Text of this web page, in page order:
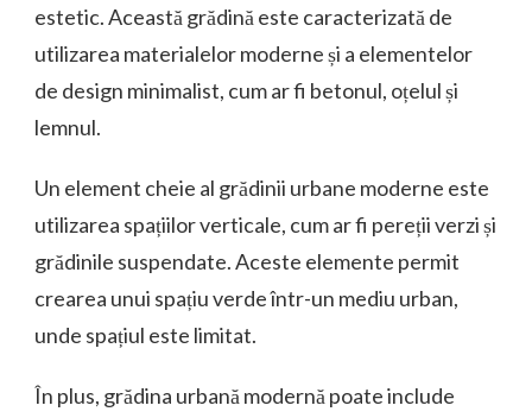
estetic. Această grădină este caracterizată de
utilizarea materialelor moderne și a elementelor
de design minimalist, cum ar fi betonul, oțelul și
lemnul.
Un element cheie al grădinii urbane moderne este
utilizarea spațiilor verticale, cum ar fi pereții verzi și
grădinile suspendate. Aceste elemente permit
crearea unui spațiu verde într-un mediu urban,
unde spațiul este limitat.
În plus, grădina urbană modernă poate include